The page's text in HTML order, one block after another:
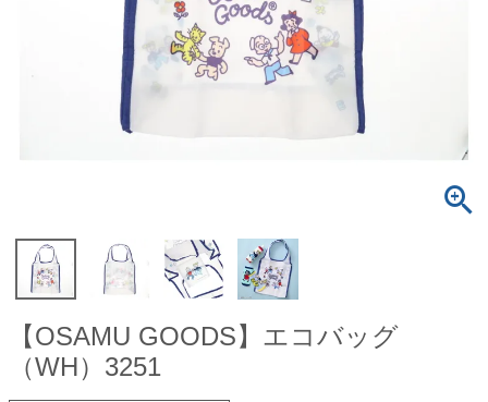
【OSAMU GOODS】エコバッグ
（WH）3251